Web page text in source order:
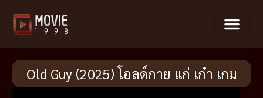
Old Guy (2025) โอลด์กาย แก่ เก๋า เกม